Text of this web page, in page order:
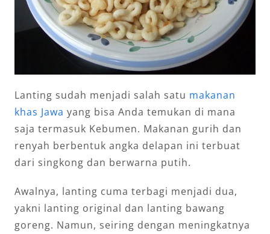
Lanting sudah menjadi salah satu makanan
khas Jawa yang bisa Anda temukan di mana
saja termasuk Kebumen. Makanan gurih dan
renyah berbentuk angka delapan ini terbuat
dari singkong dan berwarna putih.
Awalnya, lanting cuma terbagi menjadi dua,
yakni lanting original dan lanting bawang
goreng. Namun, seiring dengan meningkatnya